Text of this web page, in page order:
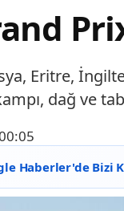
Eritre,
dağ ve
Haberler'de Bizi